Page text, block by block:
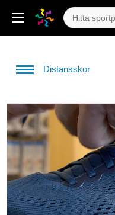
Distansskor